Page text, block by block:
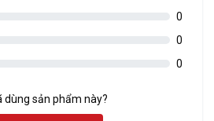
ớt công suất lớn lại
hiệu quả quỹ thời gian làm việc,
trong kinh doanh, với nhiều ưu điểm
0
0
0
dùng sản phẩm này?